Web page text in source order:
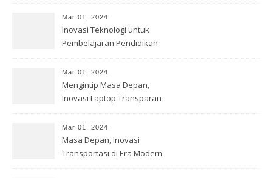
Mar 01, 2024
Inovasi Teknologi untuk
Pembelajaran Pendidikan
Mar 01, 2024
Mengintip Masa Depan,
Inovasi Laptop Transparan
Mar 01, 2024
Masa Depan, Inovasi
Transportasi di Era Modern